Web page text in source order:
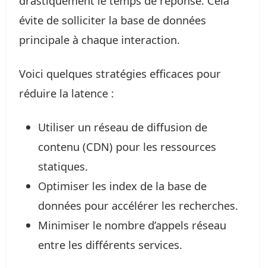
évite de solliciter la base de données
principale à chaque interaction.
Voici quelques stratégies efficaces pour
réduire la latence :
Utiliser un réseau de diffusion de
contenu (CDN) pour les ressources
statiques.
Optimiser les index de la base de
données pour accélérer les recherches.
Minimiser le nombre d’appels réseau
entre les différents services.